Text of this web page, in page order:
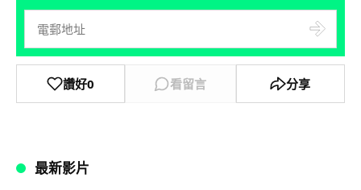
讚好0 看留言 分享
最新影片